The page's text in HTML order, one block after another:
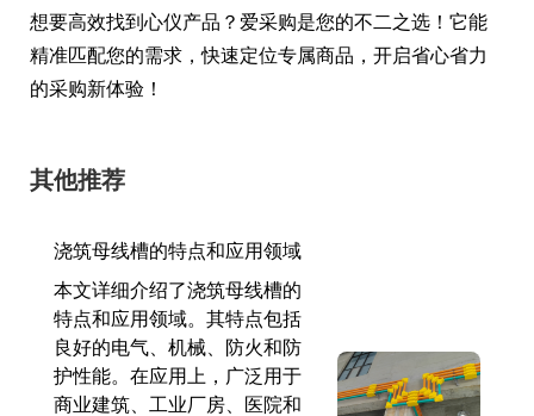
想要高效找到心仪产品？爱采购是您的不二之选！它能
精准匹配您的需求，快速定位专属商品，开启省心省力
的采购新体验！
其他推荐
浇筑母线槽的特点和应用领域
本文详细介绍了浇筑母线槽的
特点和应用领域。其特点包括
良好的电气、机械、防火和防
护性能。在应用上，广泛用于
商业建筑、工业厂房、医院和